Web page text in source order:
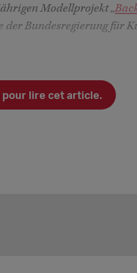
Modellprojekt „
der Bundesregierung für
pour lire cet article.